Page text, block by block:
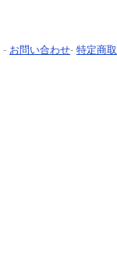
- お問い合わせ- 特定商